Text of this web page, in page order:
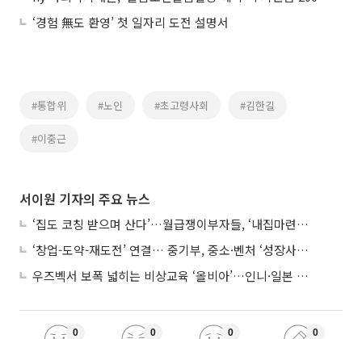
‘경험 無도 환영’ 첫 일자리 도전 설명서
#통합위 #노인 #초고령사회 #김한길
#이중근
서이원 기자의 주요 뉴스
‘집도 코칭 받으며 산다’…월급쟁이부자들, ‘내집마련’ 신청 증가세
‘창업-도약-재도전’ 연결… 중기부, 중소·벤처 ‘성장사다리’ 짓는다
우즈벡서 보폭 넓히는 비상교육 ‘올비아’…인니·일본 진출 타진
0 0 0 0